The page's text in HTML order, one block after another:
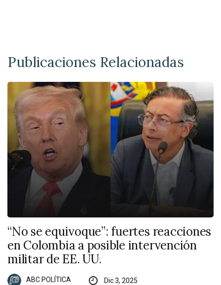
Publicaciones Relacionadas
“No se equivoque”: fuertes reacciones
en Colombia a posible intervención
militar de EE. UU.
ABC POLÍTICA Dic 3, 2025